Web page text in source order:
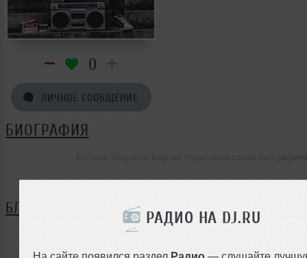
РАДИО НА DJ.RU
На сайте появился раздел Радио — слушайте
0
ЛИЧНОЕ СООБЩЕНИЕ
БИОГРАФИЯ
БЛОГ